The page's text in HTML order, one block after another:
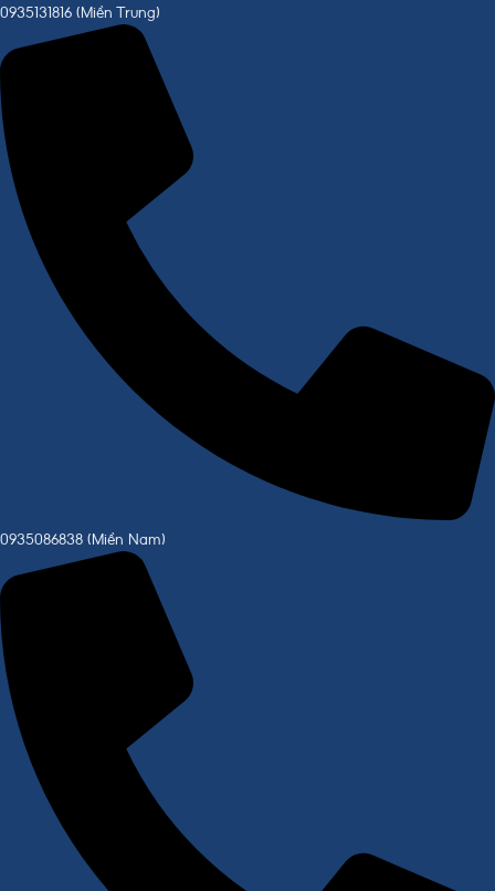
0935131816 (Miền Trung)
0935086838 (Miền Nam)